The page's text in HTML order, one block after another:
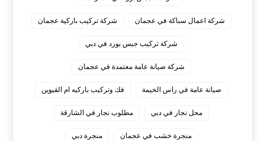
شركة اعمال سباكة في عجمان شركة تركيب باركية عجمان
شركة تركيب جبس بورد في دبي
شركة صيانة عامة معتمدة في عجمان
صيانة عامة في راس الخيمة فك وتركيب باركيه ام القيوين
محل نجار في دبي مطلوب نجار في الشارقة
منجرة خشب في عجمان منجرة دبي